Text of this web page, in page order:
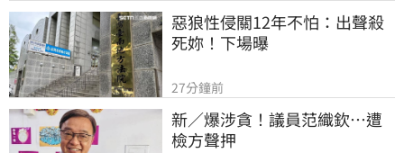
惡狼性侵關12年不怕：出聲殺
死妳！下場曝
27分鐘前
新／爆涉貪！議員范織欽…遭
檢方聲押